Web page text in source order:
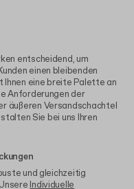
entscheidend, um
einen bleibenden
Ihnen eine breite Palette an
Anforderungen der
äußeren Versandschachtel
Sie bei uns Ihren
und gleichzeitig
Individuelle